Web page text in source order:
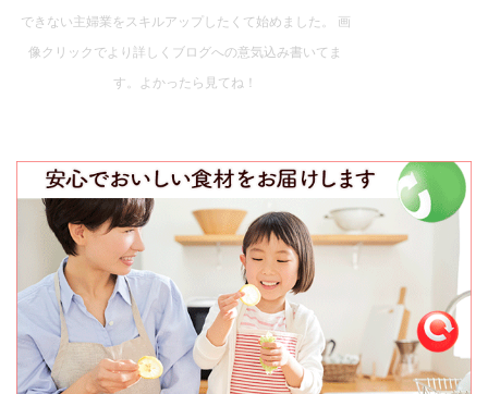
できない主婦業をスキルアップしたくて始めました。 画
像クリックでより詳しくブログへの意気込み書いてま
す。よかったら見てね！